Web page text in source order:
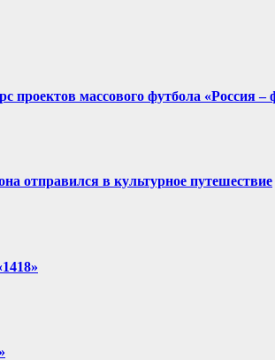
проектов массового футбола «Россия –
отправился в культурное путешествие